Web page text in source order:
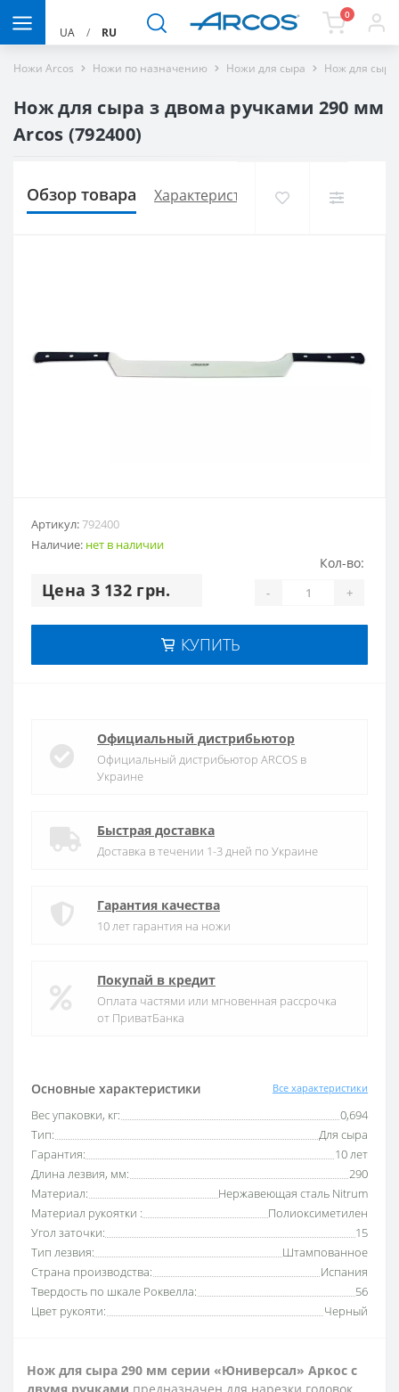
UA / RU
0
Ножи Arcos Ножи по назначению Ножи для сыра Нож для сыра
Нож для сыра з двома ручками 290 мм
Arcos (792400)
Обзор товара Характеристики Доставка и
Артикул:792400
Наличие: нет в наличии
Цена 3 132 грн.
Кол-во:
- +
КУПИТЬ
Основные характеристики Все характеристики
Вес упаковки, кг:
0,694
Тип:
Для сыра
Гарантия:
10 лет
Длина лезвия, мм:
290
Материал:
Нержавеющая сталь Nitrum
Материал рукоятки :
Полиоксиметилен
Угол заточки:
15
Тип лезвия:
Штампованное
Страна производства:
Испания
Твердость по шкале Роквелла:
56
Цвет рукояти:
Черный
Официальный дистрибьютор
Официальный дистрибьютор ARCOS в
Украине
Быстрая доставка
Доставка в течении 1-3 дней по Украине
Гарантия качества
10 лет гарантия на ножи
Покупай в кредит
Оплата частями или мгновенная рассрочка
от ПриватБанка
Нож для сыра 290 мм серии «Юниверсал» Аркос с